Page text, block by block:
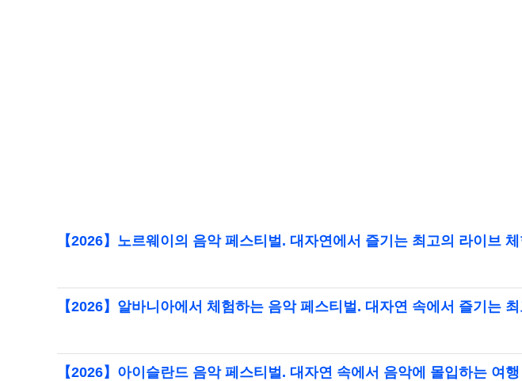
【2026】노르웨이의 음악 페스티벌. 대자연에서 즐기는 최고의 라이브 체
【2026】알바니아에서 체험하는 음악 페스티벌. 대자연 속에서 즐기는
【2026】아이슬란드 음악 페스티벌. 대자연 속에서 음악에 몰입하는 여행